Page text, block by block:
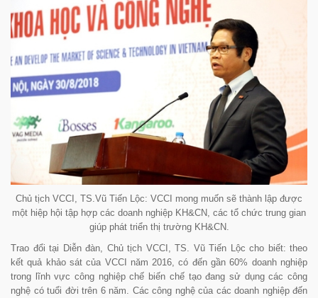
Chủ tịch VCCI, TS.Vũ Tiến Lộc: VCCI mong muốn sẽ thành lập được
một hiệp hội tập hợp các doanh nghiệp KH&CN, các tổ chức trung gian
giúp phát triển thị trường KH&CN.
Trao đổi tại Diễn đàn, Chủ tịch VCCI, TS. Vũ Tiến Lộc cho biết: theo
kết quả khảo sát của VCCI năm 2016, có đến gần 60% doanh nghiệp
trong lĩnh vực công nghiệp chế biến chế tạo đang sử dụng các công
nghệ có tuổi đời trên 6 năm. Các công nghệ của các doanh nghiệp đến